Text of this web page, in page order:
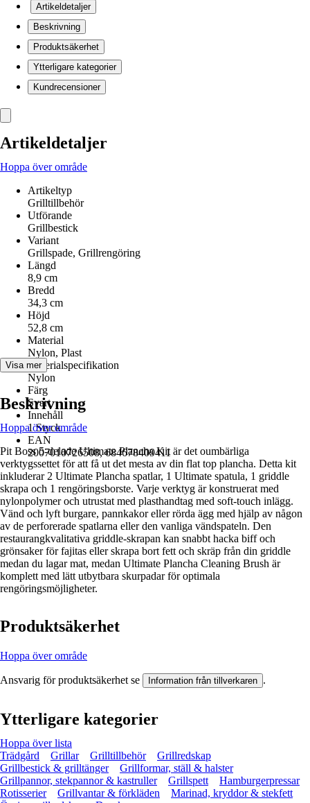
Artikeldetaljer
Beskrivning
Produktsäkerhet
Ytterligare kategorier
Kundrecensioner
Artikeldetaljer
Hoppa över område
Artikeltyp
Grilltillbehör
Utförande
Grillbestick
Variant
Grillspade, Grillrengöring
Längd
8,9 cm
Bredd
34,3 cm
Höjd
52,8 cm
Material
Nylon, Plast
Materialspecifikation
Nylon
Färg
Svart
Innehåll
1 Styck
EAN
2007010726508, 684678409411
Visa mer
Beskrivning
Hoppa över område
Pit Boss 5-delade Ultimate Plancha Kit är det oumbärliga
verktygssettet för att få ut det mesta av din flat top plancha. Detta kit
inkluderar 2 Ultimate Plancha spatlar, 1 Ultimate spatula, 1 griddle
skrapa och 1 rengöringsborste. Varje verktyg är konstruerat med
nylonpolymer och utrustat med plasthandtag med soft-touch inlägg.
Vänd och lyft burgare, pannkakor eller rörda ägg med hjälp av någon
av de perforerade spatlarna eller den vanliga vändspateln. Den
restaurangkvalitativa griddle-skrapan kan snabbt hacka biff och
grönsaker för fajitas eller skrapa bort fett och skräp från din griddle
medan du lagar mat, medan Ultimate Plancha Cleaning Brush är
komplett med lätt utbytbara skurpadar för optimala
rengöringsmöjligheter.
Produktsäkerhet
Hoppa över område
Ansvarig för produktsäkerhet se Information från tillverkaren .
Ytterligare kategorier
Hoppa över lista
Trädgård
Grillar Grilltillbehör
Grillredskap
Grillbestick & grilltänger
Grillformar, ställ & halster
Grillpannor, stekpannor & kastruller
Grillspett
Hamburgerpressar
Rotisserier
Grillvantar & förkläden
Marinad, kryddor & stekfett